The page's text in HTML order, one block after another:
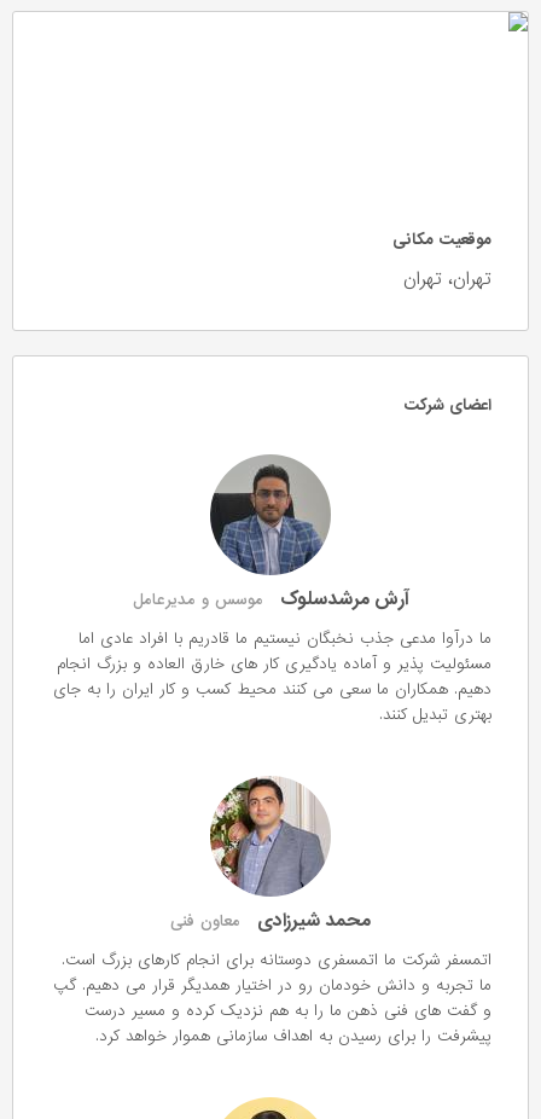
موقعیت مکانی
تهران، تهران
اعضای شرکت
آرش مرشدسلوک
موسس و مدیرعامل
ما درآوا مدعی جذب نخبگان نیستیم ما قادریم با افراد عادی اما
مسئولیت پذیر و آماده یادگیری کار های خارق العاده و بزرگ انجام
دهیم. همکاران ما سعی می کنند محیط کسب و کار ایران را به جای
بهتری تبدیل کنند.
محمد شیرزادی
معاون فنی
اتمسفر شرکت ما اتمسفری دوستانه برای انجام کارهای بزرگ است.
ما تجربه و دانش خودمان رو در اختیار همدیگر قرار می دهیم. گپ
و گفت های فنی ذهن ما را به هم نزدیک کرده و مسیر درست
پیشرفت را برای رسیدن به اهداف سازمانی هموار خواهد کرد.